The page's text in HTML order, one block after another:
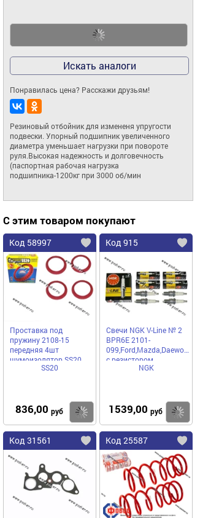
Искать аналоги
Понравилась цена? Расскажи друзьям!
Резиновый отбойник для измененя упругости
подвески. Упорный подшипник увеличенного
диаметра уменьшает нагрузки при повороте
руля.Высокая надежность и долговечность
(паспортная рабочая нагрузка
подшипника-1200кг при 3000 об/мин
С этим товаром покупают
Код 58997
Проставка под
пружину 2108-15
передняя 4шт
шумоизолятор SS20
SS20
836,00 руб Купить
Код 915
Свечи NGK V-Line № 2
BPR6E 2101-
с резистором
NGK
1539,00 руб
Код 31561 Код 25587